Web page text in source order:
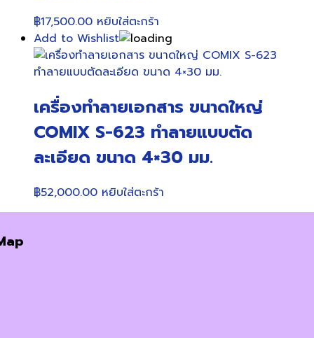
฿17,500.00 หยิบใส่ตะกร้า
Add to Wishlist
เครื่องทำลายเอกสาร ขนาดใหญ่
COMIX S-623 ทำลายแบบตัด
ละเอียด ขนาด 4×30 มม.
฿52,000.00 หยิบใส่ตะกร้า